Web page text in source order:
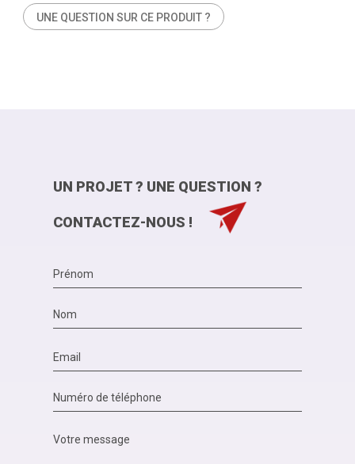
UNE QUESTION SUR CE PRODUIT ?
UN PROJET ? UNE QUESTION ?
CONTACTEZ-NOUS !